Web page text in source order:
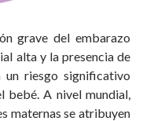
grave del embarazo
alta y la presencia de
un riesgo significativo
A nivel mundial,
maternas se atribuyen